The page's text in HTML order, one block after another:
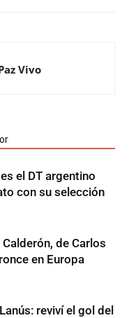
Vivo
el DT argentino
con su selección
de Carlos
en Europa
reviví el gol del